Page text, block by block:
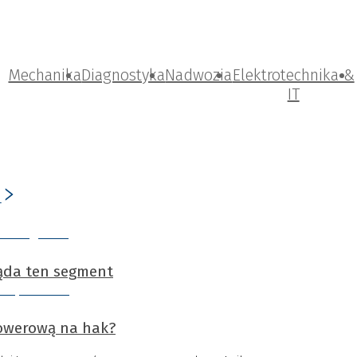
MechanikaDiagnostykaNadwoziaElektrotechnika &
IT
ten segment
na hak?